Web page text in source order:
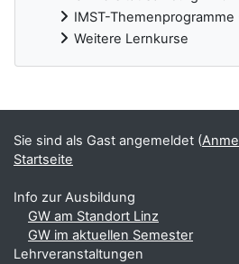
IMST-Themenprogramme
Weitere Lernkurse
Ergänzungsblöcke
Sie sind als Gast angemeldet (
Startseite
Info zur Ausbildung
GW am Standort Linz
GW im aktuellen Semester
Lehrveranstaltungen